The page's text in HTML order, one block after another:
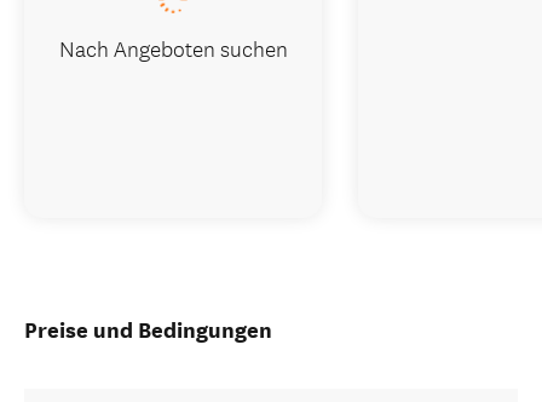
Preise und Bedingungen
Nach Angeboten suchen